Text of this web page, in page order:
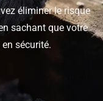
éliminer le risque
sachant que votre
sécurité.